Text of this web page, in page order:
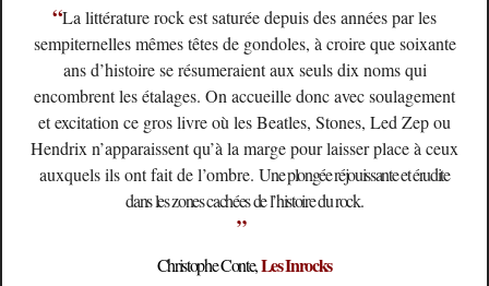
“La littérature rock est saturée depuis des années par les
sempiternelles mêmes têtes de gondoles, à croire que soixante
ans d’histoire se résumeraient aux seuls dix noms qui
encombrent les étalages. On accueille donc avec soulagement
et excitation ce gros livre où les Beatles, Stones, Led Zep ou
Hendrix n’apparaissent qu’à la marge pour laisser place à ceux
auxquels ils ont fait de l’ombre.Une plongée réjouissante et érudite
dans les zones cachées de l’histoire du rock.
”
Christophe Conte,Les Inrocks